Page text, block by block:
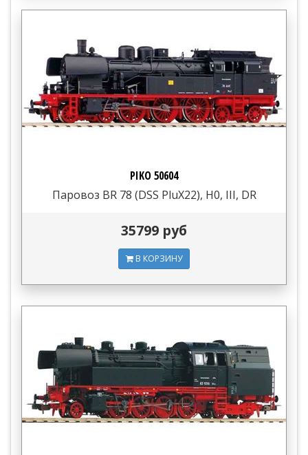
PIKO 50604
Паровоз BR 78 (DSS PluX22), H0, III, DR
35799 руб
В КОРЗИНУ